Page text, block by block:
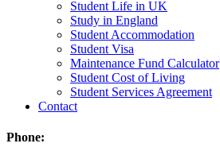
Student Life in UK
Study in England
Student Accommodation
Student Visa
Maintenance Fund Calculator
Student Cost of Living
Student Services Agreement
Contact
Phone: